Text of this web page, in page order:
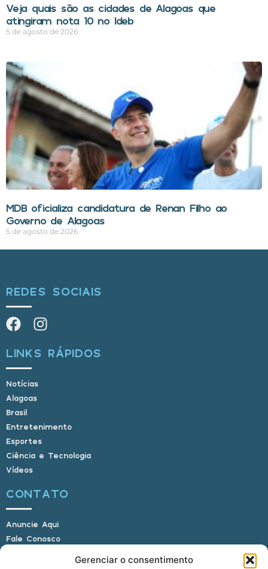
Gerenciar o consentimento
Veja quais são as cidades de Alagoas que
atingiram nota 10 no Ideb
5 de agosto de 2026
MDB oficializa candidatura de Renan Filho ao
Governo de Alagoas
5 de agosto de 2026
REDES SOCIAIS
LINKS RÁPIDOS
Notícias
Alagoas
Brasil
Entretenimento
Esportes
Ciência e Tecnologia
Vídeos
CONTATO
Anuncie Aqui
Fale Conosco